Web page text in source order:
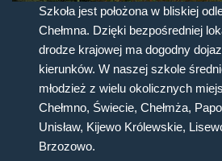
Szkoła jest położona w bliskiej
Chełmna. Dzięki bezpośredniej
drodze krajowej ma dogodny
kierunków. W naszej szkole
młodzież z wielu okolicznych
Chełmno, Świecie, Chełmża,
Unisław, Kijewo Królewskie,
Brzozowo.